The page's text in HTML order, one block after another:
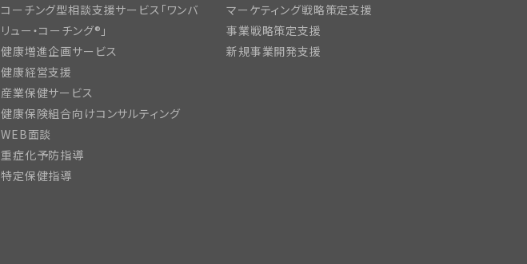
コーチング型相談支援サービス「ワンバ
リュー・コーチング®」
健康増進企画サービス
健康経営支援
産業保健サービス
健康保険組合向けコンサルティング
WEB面談
重症化予防指導
特定保健指導
マーケティング戦略策定支援
事業戦略策定支援
新規事業開発支援